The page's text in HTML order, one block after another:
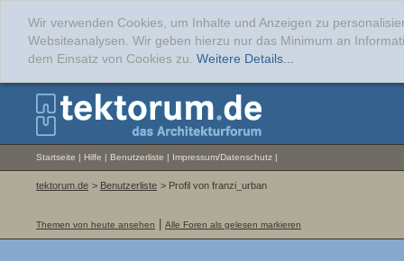
Wir verwenden Cookies, um Inhalte und Anzeigen zu
Websiteanalysen. Wir geben hierzu nur das Minimum an
dem Einsatz von Cookies zu. Weitere Details...
Startseite | Hilfe | Benutzerliste | Impressum/Datenschutz |
tektorum.de > Benutzerliste > Profil von franzi_urban
Themen von heute ansehen Alle Foren als gelesen markieren